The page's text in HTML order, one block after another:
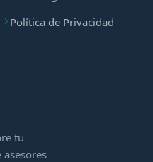
Política de Privacidad
tu